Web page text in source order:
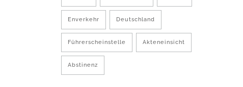
Enverkehr Deutschland
Führerscheinstelle Akteneinsicht
Abstinenz